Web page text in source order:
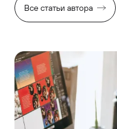
Все статьи автора